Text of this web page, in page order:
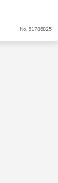
No. 51786825